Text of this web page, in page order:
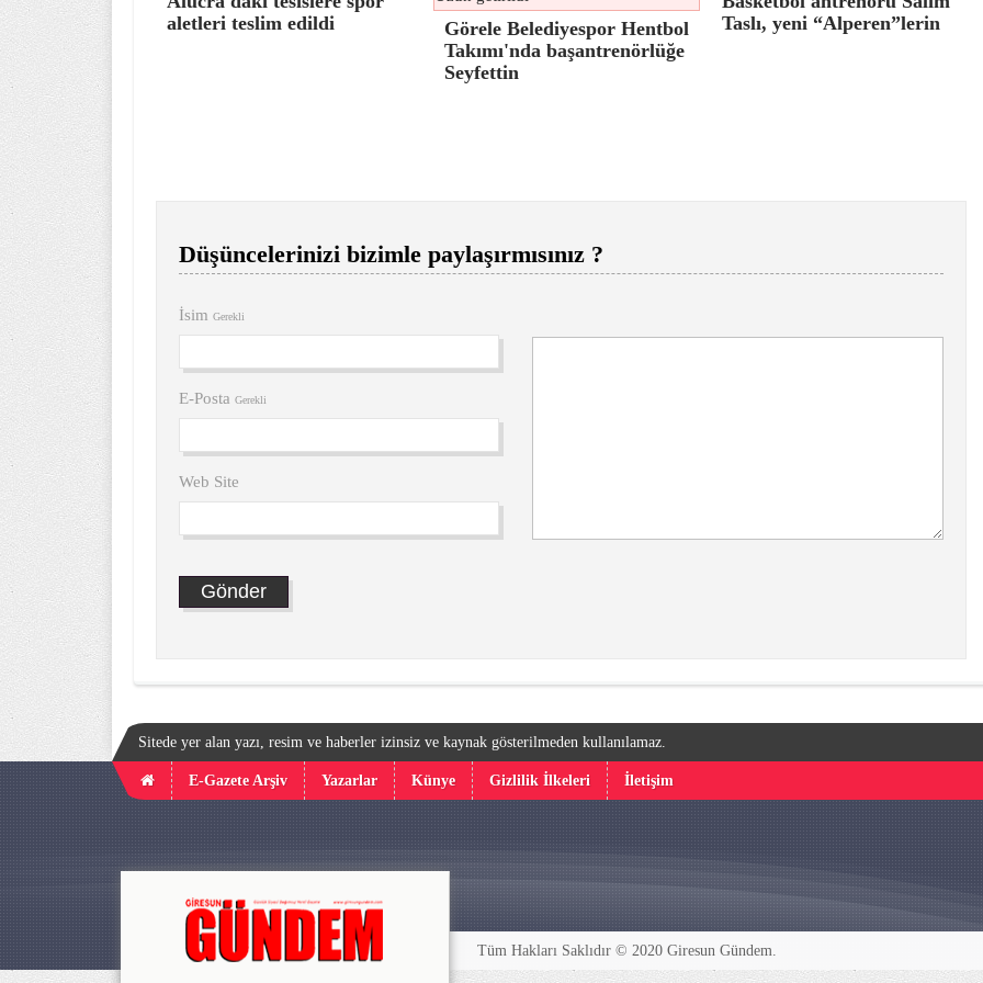
aletleri teslim edildi
Görele Belediyespor Hentbol
Takımı'nda başantrenörlüğe
Seyfettin
Taslı, yeni “Alperen”lerin
Düşüncelerinizi bizimle paylaşırmısınız ?
İsim Gerekli
E-Posta Gerekli
Web Site
Sitede yer alan yazı, resim ve haberler izinsiz ve kaynak gösterilmeden kullanılamaz.
E-Gazete Arşiv Yazarlar Künye Gizlilik İlkeleri İletişim
Tüm Hakları Saklıdır © 2020 Giresun Gündem.